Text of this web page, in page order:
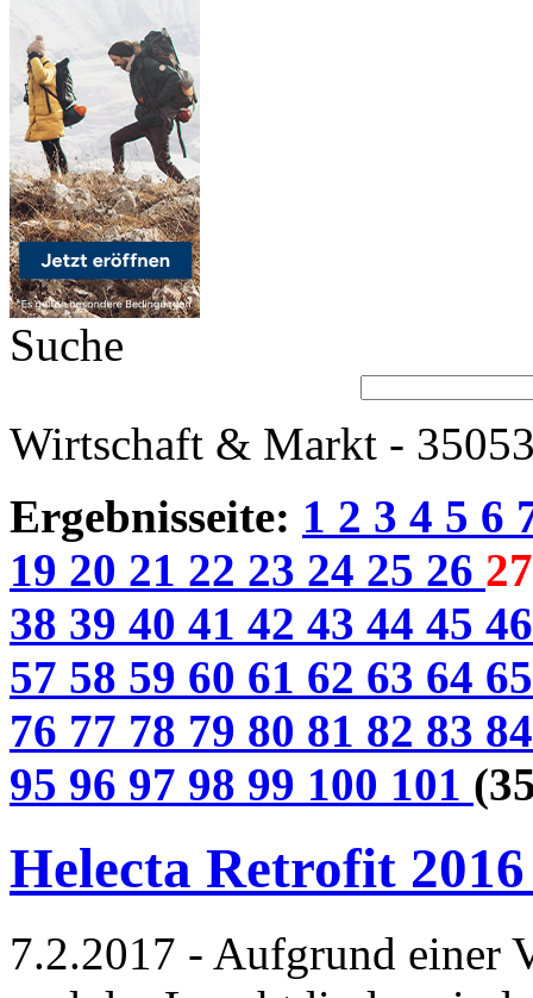
Suche
Wirtschaft & Markt -
Ergebnisseite: 1 2 3 4 5 6
19 20 21 22 23 24 25 26 27
38 39 40 41 42 43 44 45
57 58 59 60 61 62 63 64
76 77 78 79 80 81 82 83
95 96 97 98 99 100 101
Helecta Retrofit
7.2.2017 - Aufgrund einer